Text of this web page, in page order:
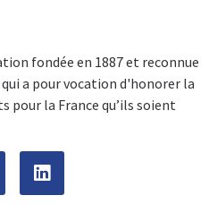
fondée en 1887 et reconnue
a pour vocation d'honorer la
pour la France qu’ils soient